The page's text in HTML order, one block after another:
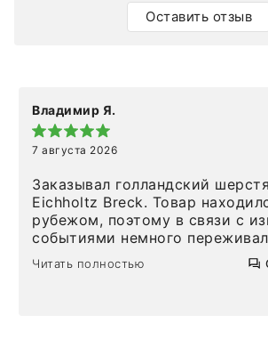
Оставить отзыв
Владимир Я.
7 августа 2026
Заказывал голландский
Eichholtz Breck. Товар
рубежом, поэтому в связи с
событиями немного
Но homeadore привезли ровно
определенное в договоре
Читать полностью